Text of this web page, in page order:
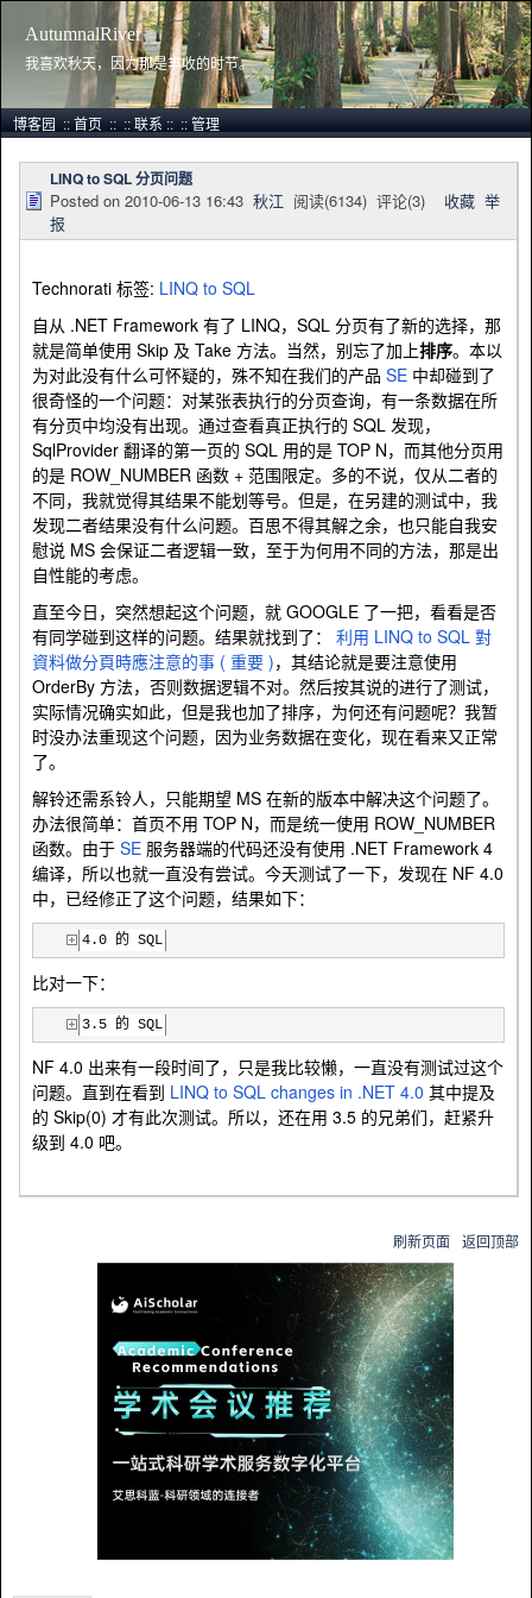
AutumnalRiver
我喜欢秋天，因为那是丰收的时节。
博客园::首页::::联系::::管理
LINQ to SQL 分页问题
Posted on 2010-06-13 16:43 秋江 阅读(6134) 评论(3) 收藏 举
报
Technorati 标签: LINQ to SQL
自从 .NET Framework 有了 LINQ，SQL 分页有了新的选择，那
就是简单使用 Skip 及 Take 方法。当然，别忘了加上排序。本以
为对此没有什么可怀疑的，殊不知在我们的产品 SE 中却碰到了
很奇怪的一个问题：对某张表执行的分页查询，有一条数据在所
有分页中均没有出现。通过查看真正执行的 SQL 发现，
SqlProvider 翻译的第一页的 SQL 用的是 TOP N，而其他分页用
的是 ROW_NUMBER 函数 + 范围限定。多的不说，仅从二者的
不同，我就觉得其结果不能划等号。但是，在另建的测试中，我
发现二者结果没有什么问题。百思不得其解之余，也只能自我安
慰说 MS 会保证二者逻辑一致，至于为何用不同的方法，那是出
自性能的考虑。
直至今日，突然想起这个问题，就 GOOGLE 了一把，看看是否
有同学碰到这样的问题。结果就找到了： 利用 LINQ to SQL 對
資料做分頁時應注意的事 ( 重要 )，其结论就是要注意使用
OrderBy 方法，否则数据逻辑不对。然后按其说的进行了测试，
实际情况确实如此，但是我也加了排序，为何还有问题呢？我暂
时没办法重现这个问题，因为业务数据在变化，现在看来又正常
了。
解铃还需系铃人，只能期望 MS 在新的版本中解决这个问题了。
办法很简单：首页不用 TOP N，而是统一使用 ROW_NUMBER
函数。由于 SE 服务器端的代码还没有使用 .NET Framework 4
编译，所以也就一直没有尝试。今天测试了一下，发现在 NF 4.0
中，已经修正了这个问题，结果如下：
4.0 的 SQL
比对一下：
3.5 的 SQL
NF 4.0 出来有一段时间了，只是我比较懒，一直没有测试过这个
问题。直到在看到 LINQ to SQL changes in .NET 4.0 其中提及
的 Skip(0) 才有此次测试。所以，还在用 3.5 的兄弟们，赶紧升
级到 4.0 吧。
刷新页面 返回顶部